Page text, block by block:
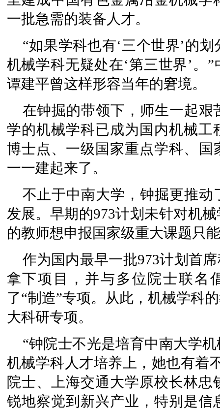
一批急需的装备人才。
“如果学科也有‘三个世界’的
机械学科无疑处在‘第三世界’。
谭建平曾这样形容当年的窘境。
在钟掘的带领下，师生一起
学的机械学科已成为国内机械
博士点、一级国家重点学科、
一一建起来了。
不止于中南大学，钟掘更推
发展。早期的973计划未针对机
的教师想申报国家级重大课题只
作为国内最早一批973计划首
拿下项目，并与多位院士联名
了“制造”专项。从此，机械学科
大科研专项。
“钟院士不光是培育中南大学
机械学科人才培养上，她也有着
院士、上海交通大学原校长林
锐地察觉到新兴产业，特别是